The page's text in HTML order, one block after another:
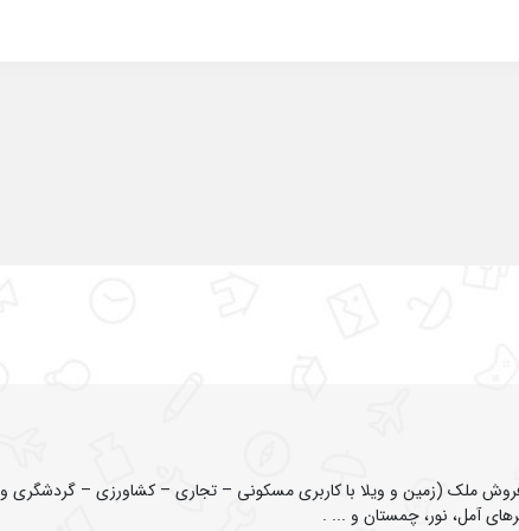
ملک (زمین و ویلا با کاربری مسکونی – تجاری – کشاورزی – گردشگری و
آمل، نور، چمستان و ... .